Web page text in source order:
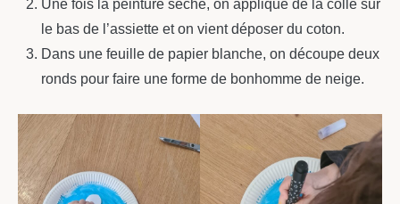
Une fois la peinture sèche, on applique de la colle sur
le bas de l’assiette et on vient déposer du coton.
Dans une feuille de papier blanche, on découpe deux
ronds pour faire une forme de bonhomme de neige.